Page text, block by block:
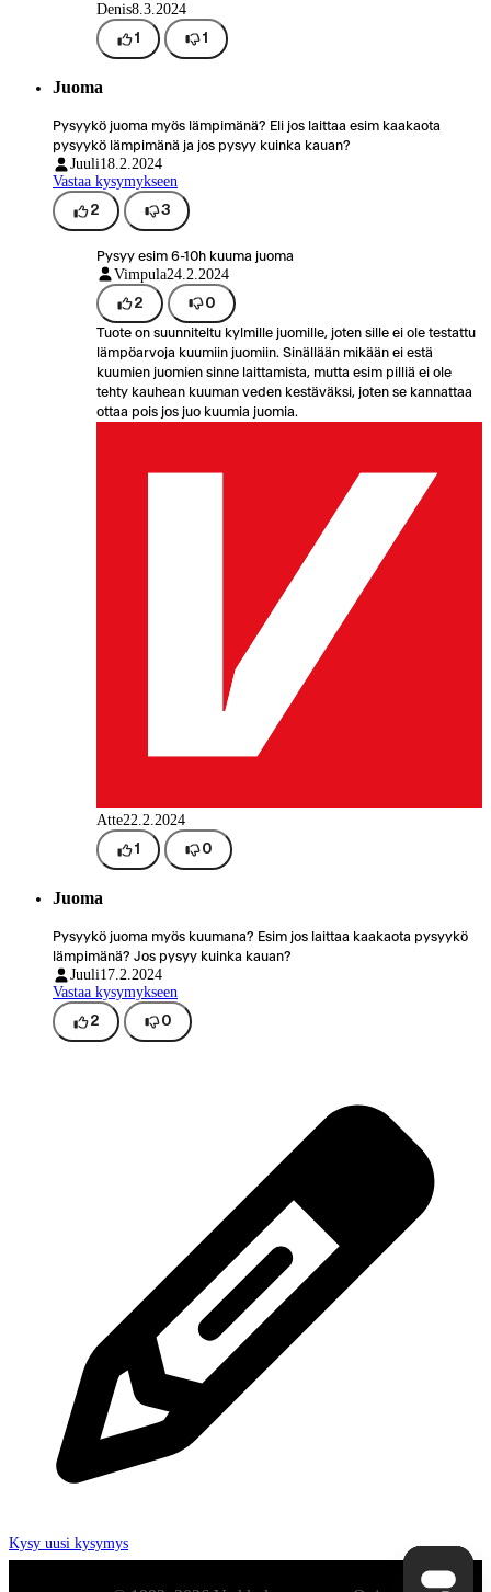
Denis8.3.2024
1 1
Juoma
Pysyykö juoma myös lämpimänä? Eli jos laittaa esim kaakaota
pysyykö lämpimänä ja jos pysyy kuinka kauan?
Juuli18.2.2024
Vastaa kysymykseen
2 3
Pysyy esim 6-10h kuuma juoma
Vimpula24.2.2024
2 0
Tuote on suunniteltu kylmille juomille, joten sille ei ole testattu
lämpöarvoja kuumiin juomiin. Sinällään mikään ei estä
kuumien juomien sinne laittamista, mutta esim pilliä ei ole
tehty kauhean kuuman veden kestäväksi, joten se kannattaa
ottaa pois jos juo kuumia juomia.
Atte22.2.2024
1 0
Juoma
Pysyykö juoma myös kuumana? Esim jos laittaa kaakaota pysyykö
lämpimänä? Jos pysyy kuinka kauan?
Juuli17.2.2024
Vastaa kysymykseen
2 0
Kysy uusi kysymys